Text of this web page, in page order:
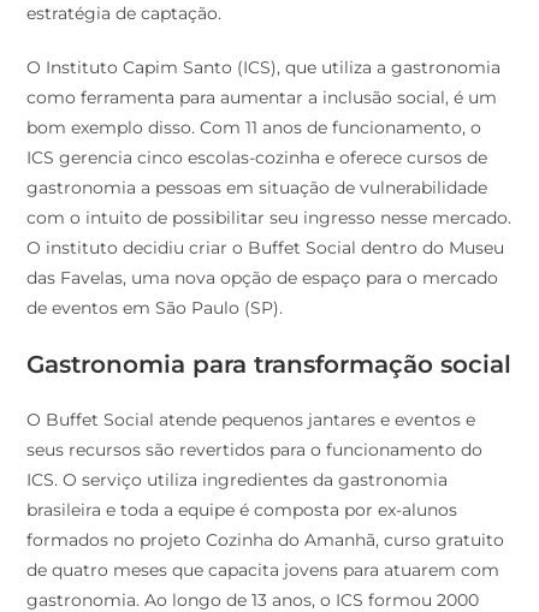
estratégia de captação.
O Instituto Capim Santo (ICS), que utiliza a gastronomia
como ferramenta para aumentar a inclusão social, é um
bom exemplo disso. Com 11 anos de funcionamento, o
ICS gerencia cinco escolas-cozinha e oferece cursos de
gastronomia a pessoas em situação de vulnerabilidade
com o intuito de possibilitar seu ingresso nesse mercado.
O instituto decidiu criar o Buffet Social dentro do Museu
das Favelas, uma nova opção de espaço para o mercado
de eventos em São Paulo (SP).
Gastronomia para transformação social
O Buffet Social atende pequenos jantares e eventos e
seus recursos são revertidos para o funcionamento do
ICS. O serviço utiliza ingredientes da gastronomia
brasileira e toda a equipe é composta por ex-alunos
formados no projeto Cozinha do Amanhã, curso gratuito
de quatro meses que capacita jovens para atuarem com
gastronomia. Ao longo de 13 anos, o ICS formou 2000